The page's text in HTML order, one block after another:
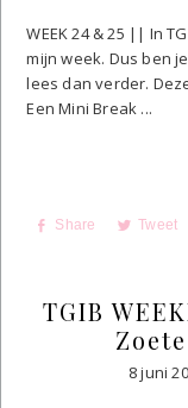
WEEK 24 & 25 || In
mijn week. Dus ben
lees dan verder. Deze
Een Mini Break ...
Share Tweet
TGIB
8 juni